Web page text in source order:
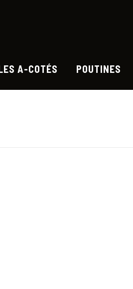
A-COTÉS POUTINES